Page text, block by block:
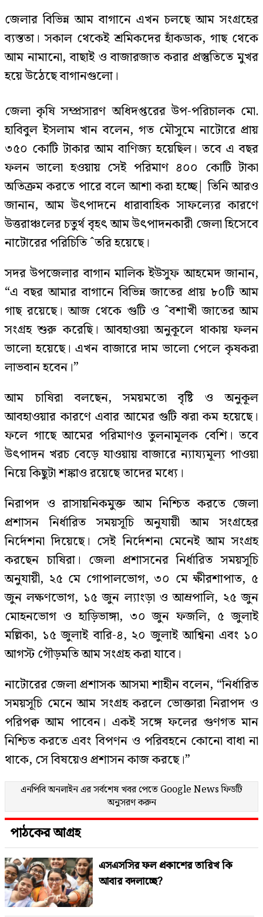
জেলার বিভিন্ন আম বাগানে এখন চলছে আম সংগ্রহের
ব্যস্ততা। সকাল থেকেই শ্রমিকদের হাঁকডাক, গাছ থেকে
আম নামানো, বাছাই ও বাজারজাত করার প্রস্তুতিতে মুখর
হয়ে উঠেছে বাগানগুলো।
জেলা কৃষি সম্প্রসারণ অধিদপ্তরের উপ-পরিচালক মো.
হাবিবুল ইসলাম খান বলেন, গত মৌসুমে নাটোরে প্রায়
৩৫০ কোটি টাকার আম বাণিজ্য হয়েছিল। তবে এ বছর
ফলন ভালো হওয়ায় সেই পরিমাণ ৪০০ কোটি টাকা
অতিক্রম করতে পারে বলে আশা করা হচ্ছে| তিনি আরও
জানান, আম উৎপাদনে ধারাবাহিক সাফল্যের কারণে
উত্তরাঞ্চলের চতুর্থ বৃহৎ আম উৎপাদনকারী জেলা হিসেবে
নাটোরের পরিচিতি ˆতরি হয়েছে।
সদর উপজেলার বাগান মালিক ইউসুফ আহমেদ জানান,
“এ বছর আমার বাগানে বিভিন্ন জাতের প্রায় ৮০টি আম
গাছ রয়েছে। আজ থেকে গুটি ও ˆবশাখী জাতের আম
সংগ্রহ শুরু করেছি। আবহাওয়া অনুকূলে থাকায় ফলন
ভালো হয়েছে। এখন বাজারে দাম ভালো পেলে কৃষকরা
লাভবান হবেন।”
আম চাষিরা বলছেন, সময়মতো বৃষ্টি ও অনুকূল
আবহাওয়ার কারণে এবার আমের গুটি ঝরা কম হয়েছে।
ফলে গাছে আমের পরিমাণও তুলনামূলক বেশি। তবে
উৎপাদন খরচ বেড়ে যাওয়ায় বাজারে ন্যায্যমূল্য পাওয়া
নিয়ে কিছুটা শঙ্কাও রয়েছে তাদের মধ্যে।
নিরাপদ ও রাসায়নিকমুক্ত আম নিশ্চিত করতে জেলা
প্রশাসন নির্ধারিত সময়সূচি অনুযায়ী আম সংগ্রহের
নির্দেশনা দিয়েছে। সেই নির্দেশনা মেনেই আম সংগ্রহ
করছেন চাষিরা। জেলা প্রশাসনের নির্ধারিত সময়সূচি
অনুযায়ী, ২৫ মে গোপালভোগ, ৩০ মে ক্ষীরশাপাত, ৫
জুন লক্ষণভোগ, ১৫ জুন ল্যাংড়া ও আম্রপালি, ২৫ জুন
মোহনভোগ ও হাড়িভাঙ্গা, ৩০ জুন ফজলি, ৫ জুলাই
মল্লিকা, ১৫ জুলাই বারি-৪, ২০ জুলাই আশ্বিনা এবং ১০
আগস্ট গৌড়মতি আম সংগ্রহ করা যাবে।
নাটোরের জেলা প্রশাসক আসমা শাহীন বলেন, “নির্ধারিত
সময়সূচি মেনে আম সংগ্রহ করলে ভোক্তারা নিরাপদ ও
পরিপক্ব আম পাবেন। একই সঙ্গে ফলের গুণগত মান
নিশ্চিত করতে এবং বিপণন ও পরিবহনে কোনো বাধা না
থাকে, সে বিষয়েও প্রশাসন কাজ করছে।”
এনপিবি অনলাইন এর সর্বশেষ খবর পেতে Google Newsফিডটি
অনুসরণ করুন
পাঠকের আগ্রহ
এসএসসির ফল প্রকাশের তারিখ কি
আবার বদলাচ্ছে?